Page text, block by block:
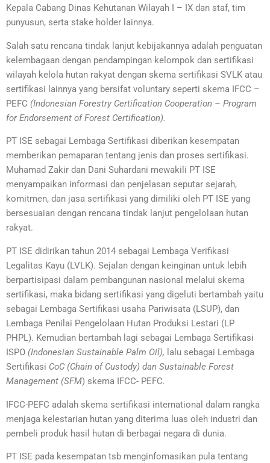
Kepala Cabang Dinas Kehutanan Wilayah I – IX dan staf, tim
punyusun, serta stake holder lainnya.
Salah satu rencana tindak lanjut kebijakannya adalah penguatan
kelembagaan dengan pendampingan kelompok dan sertifikasi
wilayah kelola hutan rakyat dengan skema sertifikasi SVLK atau
sertifikasi lainnya yang bersifat voluntary seperti skema IFCC –
PEFC (Indonesian Forestry Certification Cooperation – Program
for Endorsement of Forest Certification).
PT ISE sebagai Lembaga Sertifikasi diberikan kesempatan
memberikan pemaparan tentang jenis dan proses sertifikasi.
Muhamad Zakir dan Dani Suhardani mewakili PT ISE
menyampaikan informasi dan penjelasan seputar sejarah,
komitmen, dan jasa sertifikasi yang dimiliki oleh PT ISE yang
bersesuaian dengan rencana tindak lanjut pengelolaan hutan
rakyat.
PT ISE didirikan tahun 2014 sebagai Lembaga Verifikasi
Legalitas Kayu (LVLK). Sejalan dengan keinginan untuk lebih
berpartisipasi dalam pembangunan nasional melalui skema
sertifikasi, maka bidang sertifikasi yang digeluti bertambah yaitu
sebagai Lembaga Sertifikasi usaha Pariwisata (LSUP), dan
Lembaga Penilai Pengelolaan Hutan Produksi Lestari (LP
PHPL). Kemudian bertambah lagi sebagai Lembaga Sertifikasi
ISPO (Indonesian Sustainable Palm Oil), lalu sebagai Lembaga
Sertifikasi CoC (Chain of Custody) dan Sustainable Forest
Management (SFM) skema IFCC- PEFC.
IFCC-PEFC adalah skema sertifikasi international dalam rangka
menjaga kelestarian hutan yang diterima luas oleh industri dan
pembeli produk hasil hutan di berbagai negara di dunia.
PT ISE pada kesempatan tsb menginfomasikan pula tentang